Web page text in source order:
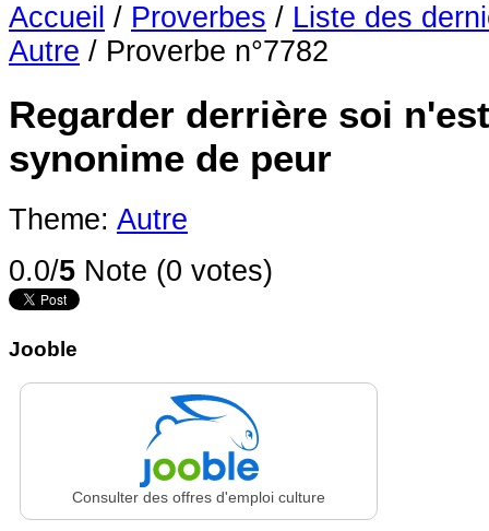
Accueil / Proverbes / Liste des
Autre / Proverbe n°7782
Regarder derrière soi
synonime de peur
Theme: Autre
0.0/5 Note (0 votes)
Jooble
Consulter des offres d'emploi culture